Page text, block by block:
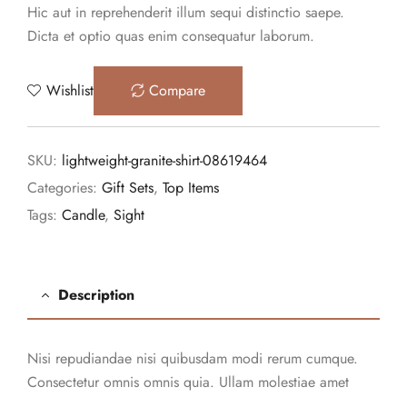
Hic aut in reprehenderit illum sequi distinctio saepe.
Dicta et optio quas enim consequatur laborum.
Wishlist Compare
SKU: lightweight-granite-shirt-08619464
Categories: Gift Sets, Top Items
Tags: Candle, Sight
Description
Nisi repudiandae nisi quibusdam modi rerum cumque.
Consectetur omnis omnis quia. Ullam molestiae amet